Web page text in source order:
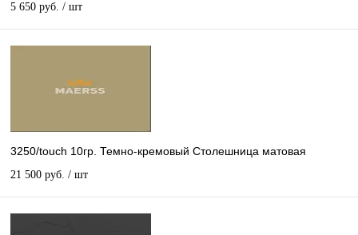
5 650 руб. / шт
3250/touch 10гр. Темно-кремовый Столешница матовая
21 500 руб. / шт